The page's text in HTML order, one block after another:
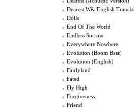
Dearest W& English
Dolls
End Of The World
Endless Sorrow
Everywhere Nowhere
Evolution (Boom Bass)
Evolution (English)
Fairlyland
Fated
Fly High
Forgiveness
Friend